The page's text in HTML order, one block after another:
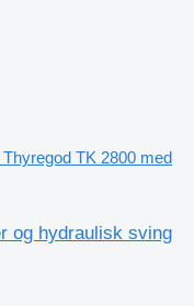
TK 2800 med
og hydraulisk sving